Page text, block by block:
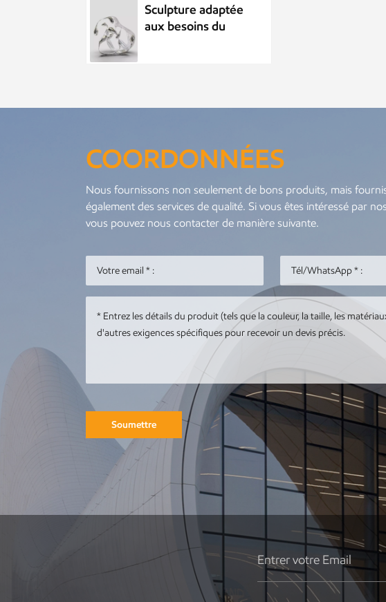
Sculpture adaptée
aux besoins du
métal
de scène de nuit
de sculpture de
inoxydable en
Illustration de
poisson rouge
abstraite de la vie
inoxydable en
métal personnalisé
métal
personnalisé,
illustration de
baleine d'océan
Sculpture de paon
en métal animal en
acier inoxydable
en métal
personnalisé
Installation ronde
d'art de sculpture
de paysage de
jardin de sculpture
de bâtiment en
COORDONNÉES
Nous fournissons non seulement de bons produits, mais
également des services de qualité. Si vous êtes intéressé par
vous pouvez nous contacter de manière suivante.
Soumettre